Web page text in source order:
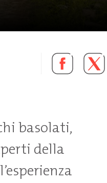
basolati,
della